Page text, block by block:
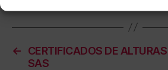
←
CERTIFICADOS DE
SAS